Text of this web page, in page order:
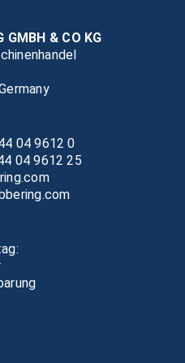
GMBH & CO KG
04 9612 0
04 9612 25